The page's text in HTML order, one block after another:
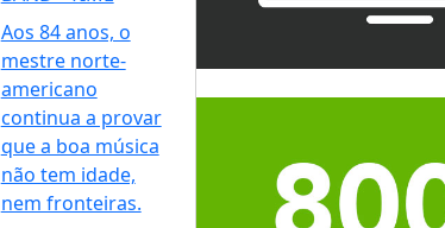
Aos 84 anos, o
mestre norte-
americano
continua a provar
que a boa música
não tem idade,
nem fronteiras.